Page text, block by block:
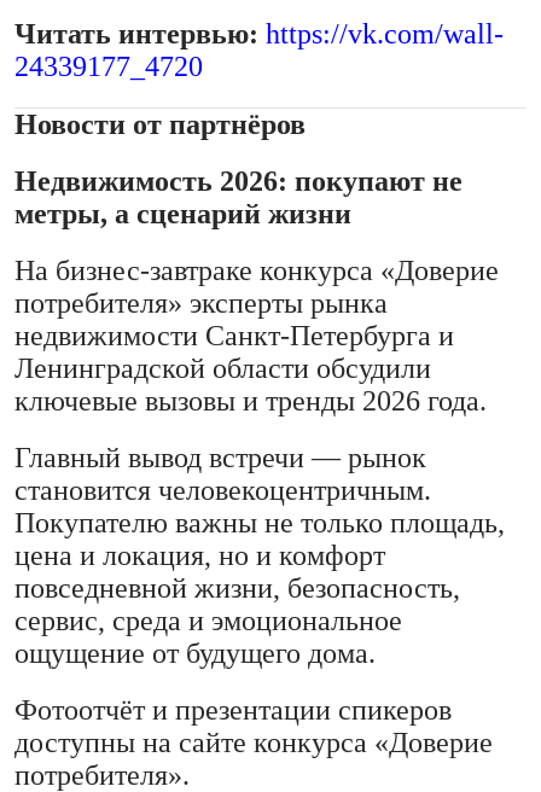
Читать интервью: https://vk.com/wall-
24339177_4720
Новости от партнёров
Недвижимость 2026: покупают не
метры, а сценарий жизни
На бизнес-завтраке конкурса «Доверие
потребителя» эксперты рынка
недвижимости Санкт-Петербурга и
Ленинградской области обсудили
ключевые вызовы и тренды 2026 года.
Главный вывод встречи — рынок
становится человекоцентричным.
Покупателю важны не только площадь,
цена и локация, но и комфорт
повседневной жизни, безопасность,
сервис, среда и эмоциональное
ощущение от будущего дома.
Фотоотчёт и презентации спикеров
доступны на сайте конкурса «Доверие
потребителя».